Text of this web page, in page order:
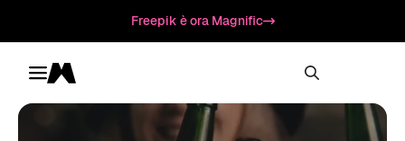
Freepik è ora Magnific
Toggle menu
Magnific